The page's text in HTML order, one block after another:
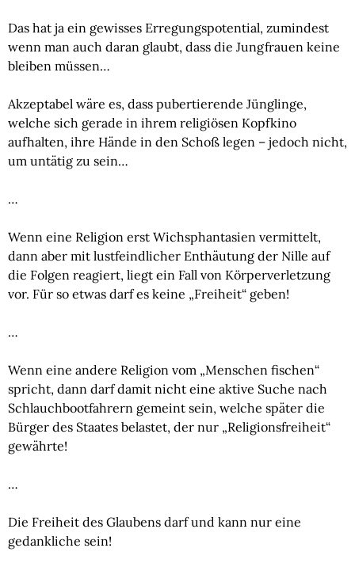
Das hat ja ein gewisses Erregungspotential, zumindest
wenn man auch daran glaubt, dass die Jungfrauen keine
bleiben müssen…
Akzeptabel wäre es, dass pubertierende Jünglinge,
welche sich gerade in ihrem religiösen Kopfkino
aufhalten, ihre Hände in den Schoß legen – jedoch nicht,
um untätig zu sein…
…
Wenn eine Religion erst Wichsphantasien vermittelt,
dann aber mit lustfeindlicher Enthäutung der Nille auf
die Folgen reagiert, liegt ein Fall von Körperverletzung
vor. Für so etwas darf es keine „Freiheit“ geben!
…
Wenn eine andere Religion vom „Menschen fischen“
spricht, dann darf damit nicht eine aktive Suche nach
Schlauchbootfahrern gemeint sein, welche später die
Bürger des Staates belastet, der nur „Religionsfreiheit“
gewährte!
…
Die Freiheit des Glaubens darf und kann nur eine
gedankliche sein!